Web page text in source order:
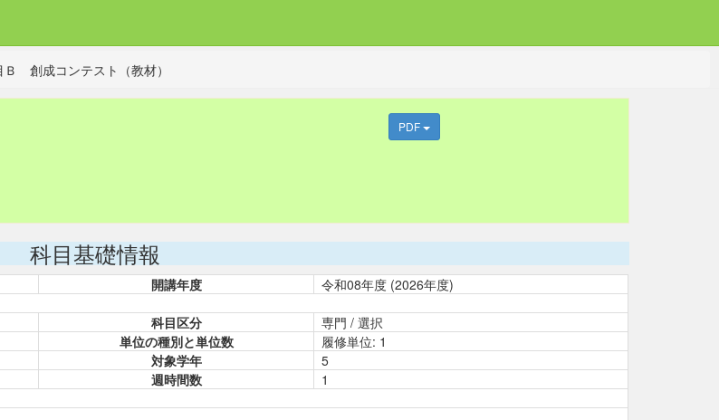
Ｂ 創成コンテスト（教材）
PDF
科目基礎情報
開講年度
令和08年度 (2026年度)
科目区分
専門 / 選択
単位の種別と単位数
履修単位: 1
対象学年
5
週時間数
1